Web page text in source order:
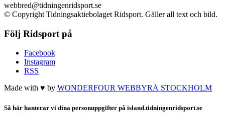
webbred@tidningenridsport.se
© Copyright Tidningsaktiebolaget Ridsport. Gäller all text och bild.
Följ Ridsport på
Facebook
Instagram
RSS
Made with ♥ by WONDERFOUR WEBBYRÅ STOCKHOLM
Så här hanterar vi dina personuppgifter på island.tidningenridsport.se